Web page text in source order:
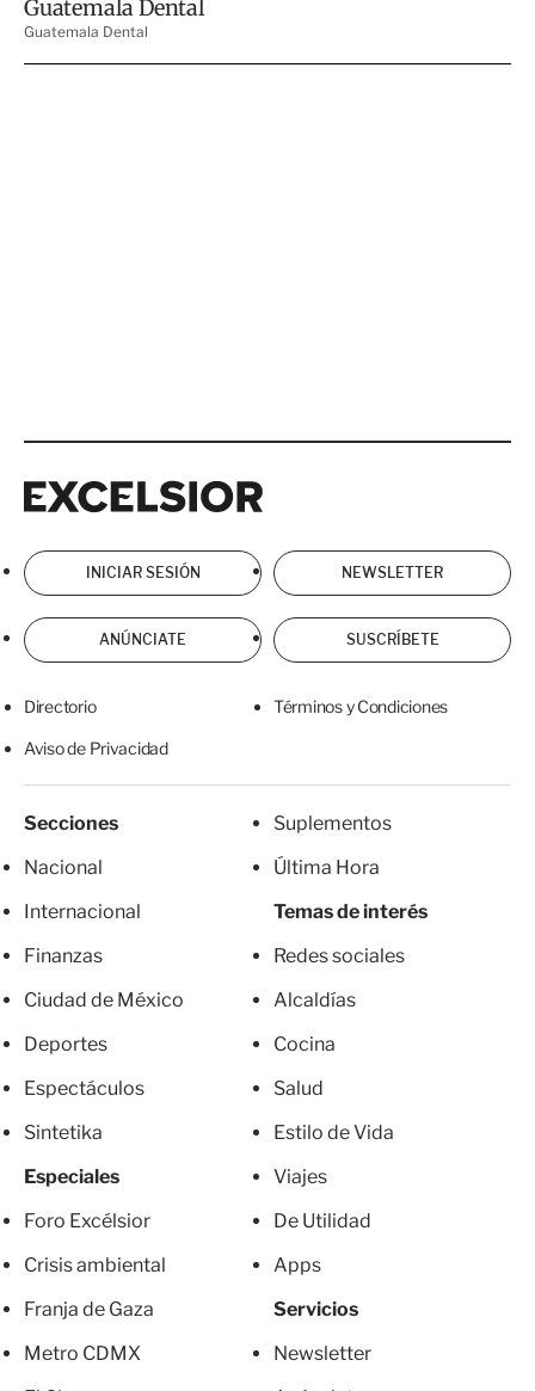
INICIAR SESIÓN NEWSLETTER
ANÚNCIATE SUSCRÍBETE
Directorio Términos y Condiciones
Aviso de Privacidad
Secciones
Nacional
Internacional
Finanzas
Ciudad de México
Deportes
Espectáculos
Sintetika
Especiales
Foro Excélsior
Crisis ambiental
Franja de Gaza
Metro CDMX
Suplementos
Última Hora
Temas de interés
Redes sociales
Alcaldías
Cocina
Salud
Estilo de Vida
Viajes
De Utilidad
Apps
Servicios
Newsletter